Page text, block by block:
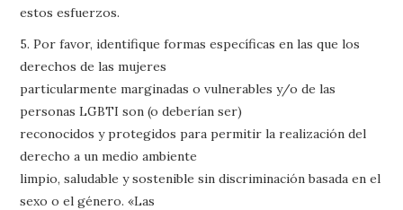
estos esfuerzos.
5. Por favor, identifique formas específicas en las que los
derechos de las mujeres
particularmente marginadas o vulnerables y/o de las
personas LGBTI son (o deberían ser)
reconocidos y protegidos para permitir la realización del
derecho a un medio ambiente
limpio, saludable y sostenible sin discriminación basada en el
sexo o el género. «Las